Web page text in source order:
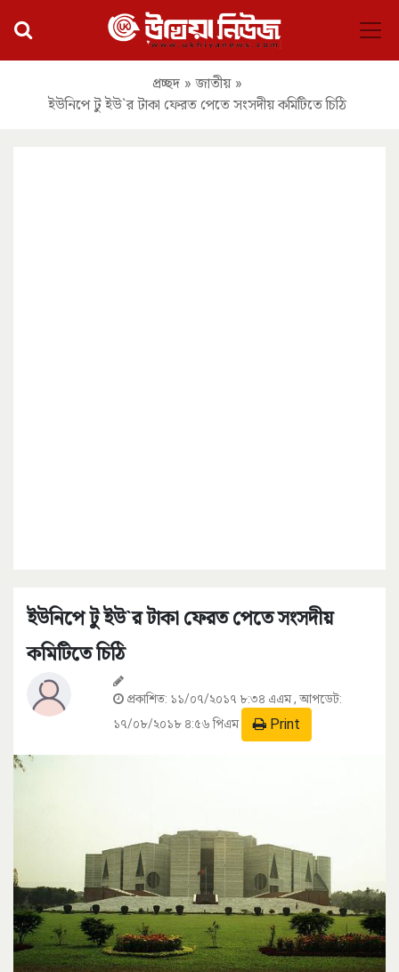
প্রচ্ছদ » জাতীয় »
ইউনিপে টু ইউ`র টাকা ফেরত পেতে সংসদীয় কমিটিতে চিঠি
ইউনিপে টু ইউ`র টাকা ফেরত পেতে সংসদীয়
কমিটিতে চিঠি
প্রকাশিত: ১১/০৭/২০১৭ ৮:৩৪ এএম, আপডেট:
১৭/০৮/২০১৮ ৪:৫৬ পিএম
Print